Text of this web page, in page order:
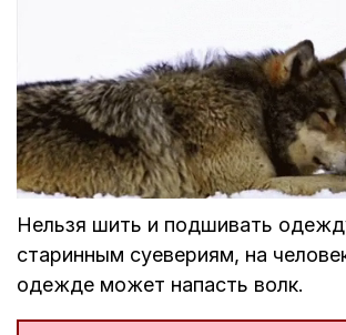
Нельзя шить и подшивать
старинным суевериям, на
одежде может напасть волк.